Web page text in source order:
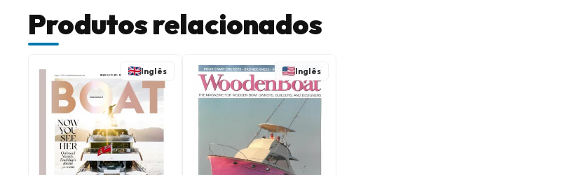
Produtos relacionados
Inglês Inglês